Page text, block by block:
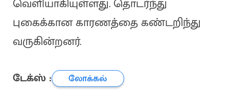
வெளியாகியுள்ளது. தொடர்ந்து
புகைக்கான காரணத்தை கண்டறிந்து
வருகின்றனர்.
டேக்ஸ் :
லோக்கல்